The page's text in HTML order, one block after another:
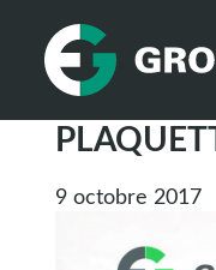
9 octobre 2017